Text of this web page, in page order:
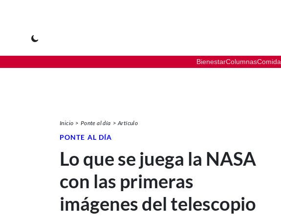
BienestarColumnasComida
Inicio Ponte al día Artículo
PONTE AL DÍA
Lo que se juega la NASA
con las primeras
imágenes del telescopio